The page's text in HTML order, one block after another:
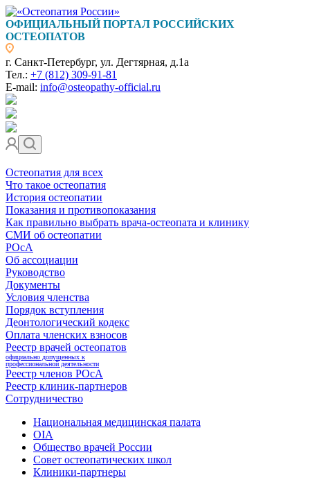
ОФИЦИАЛЬНЫЙ ПОРТАЛ РОССИЙСКИХ
ОСТЕОПАТОВ
г. Санкт-Петербург, ул. Дегтярная, д.1а
Тел.: +7 (812) 309-91-81
E-mail: info@osteopathy-official.ru
Остеопатия для всех
Что такое остеопатия
История остеопатии
Показания и противопоказания
Как правильно выбрать врача-остеопата и клинику
СМИ об остеопатии
РОсА
Об ассоциации
Руководство
Документы
Условия членства
Порядок вступления
Деонтологический кодекс
Оплата членских взносов
Реестр врачей остеопатов
официально допущенных к
профессиональной деятельности
Реестр членов РОсА
Реестр клиник-партнеров
Сотрудничество
Национальная медицинская палата
OIA
Общество врачей России
Совет остеопатических школ
Клиники-партнеры